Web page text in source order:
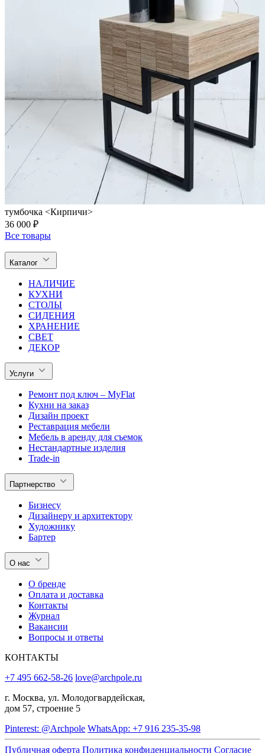
тумбочка <Кирпичи>
36 000 ₽
Все товары
Каталог
НАЛИЧИЕ
КУХНИ
СТОЛЫ
СИДЕНИЯ
ХРАНЕНИЕ
СВЕТ
ДЕКОР
Услуги
Ремонт под ключ – MyFlat
Кухни на заказ
Дизайн проект
Реставрация мебели
Мебель в аренду для съемок
Нестандартные изделия
Trade-in
Партнерство
Бизнесу
Дизайнеру и архитектору
Художнику
Бартер
О нас
О бренде
Оплата и доставка
Контакты
Журнал
Вакансии
Вопросы и ответы
КОНТАКТЫ
+7 495 662-58-26 love@archpole.ru
г. Москва, ул. Молодогвардейская,
дом 57, строение 5
Pinterest: @Archpole WhatsApp: +7 916 235-35-98
Публичная оферта Политика конфиденциальности Согласие